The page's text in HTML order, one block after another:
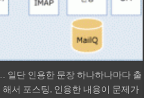
일단 인용한 문장 하나하나마다 출
서 포스팅. 인용한 내용이 문제가